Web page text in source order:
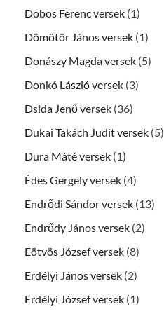
Dobos Ferenc versek (1)
Dömötör János versek (1)
Donászy Magda versek (5)
Donkó László versek (3)
Dsida Jenő versek (36)
Dukai Takách Judit versek (5)
Dura Máté versek (1)
Édes Gergely versek (4)
Endrődi Sándor versek (13)
Endrődy János versek (2)
Eötvös József versek (8)
Erdélyi János versek (2)
Erdélyi József versek (1)